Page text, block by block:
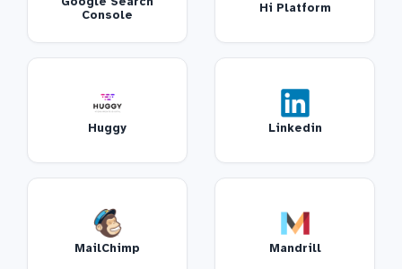
Console
Hi Platform
Huggy Linkedin
MailChimp Mandrill